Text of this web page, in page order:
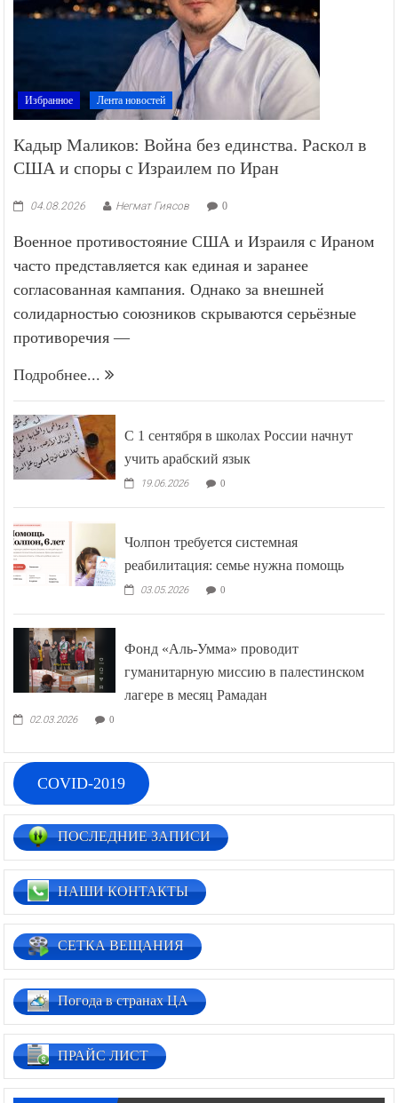
Избранное Лента новостей
Кадыр Маликов: Война без единства. Раскол в
США и споры с Израилем по Иран
04.08.2026 Негмат Гиясов 0
Военное противостояние США и Израиля с Ираном
часто представляется как единая и заранее
согласованная кампания. Однако за внешней
солидарностью союзников скрываются серьёзные
противоречия —
Подробнее...
С 1 сентября в школах России начнут
учить арабский язык
19.06.2026 0
Чолпон требуется системная
реабилитация: семье нужна помощь
03.05.2026 0
Фонд «Аль-Умма» проводит
гуманитарную миссию в палестинском
лагере в месяц Рамадан
02.03.2026 0
COVID-2019
ПОСЛЕДНИЕ ЗАПИСИ
НАШИ КОНТАКТЫ
СЕТКА ВЕЩАНИЯ
Погода в странах ЦА
ПРАЙС ЛИСТ